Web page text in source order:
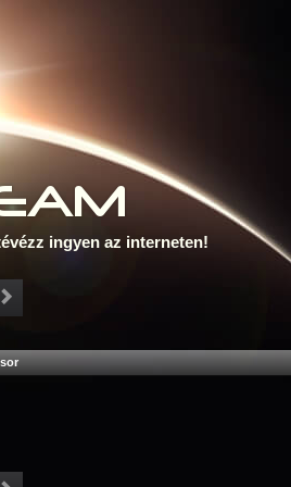
ingyen az interneten!